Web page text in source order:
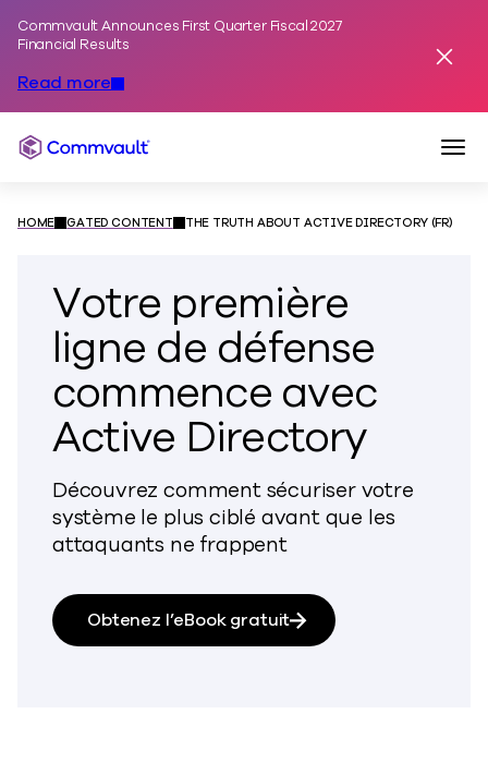
Commvault Announces First Quarter Fiscal 2027
Financial Results
Read more
Commvault
HOME GATED CONTENT THE TRUTH ABOUT ACTIVE DIRECTORY (FR)
Votre première
ligne de défense
commence avec
Active Directory
Découvrez comment sécuriser votre
système le plus ciblé avant que les
attaquants ne frappent
Obtenez l’eBook gratuit